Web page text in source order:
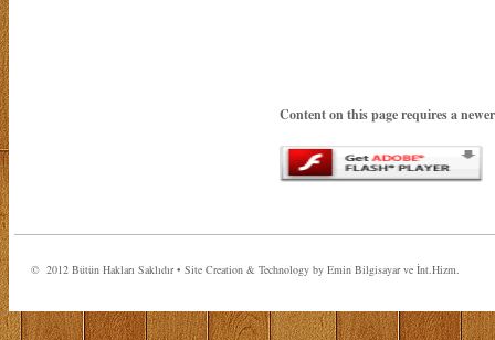
Content on this page requires a
© 2012 Bütün Hakları Saklıdır • Site Creation & Technology by Emin Bilgisayar ve İnt.Hizm.